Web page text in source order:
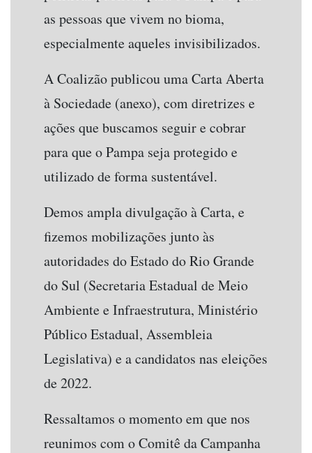
as pessoas que vivem no bioma,
especialmente aqueles invisibilizados.
A Coalizão publicou uma Carta Aberta
à Sociedade (anexo), com diretrizes e
ações que buscamos seguir e cobrar
para que o Pampa seja protegido e
utilizado de forma sustentável.
Demos ampla divulgação à Carta, e
fizemos mobilizações junto às
autoridades do Estado do Rio Grande
do Sul (Secretaria Estadual de Meio
Ambiente e Infraestrutura, Ministério
Público Estadual, Assembleia
Legislativa) e a candidatos nas eleições
de 2022.
Ressaltamos o momento em que nos
reunimos com o Comitê da Campanha